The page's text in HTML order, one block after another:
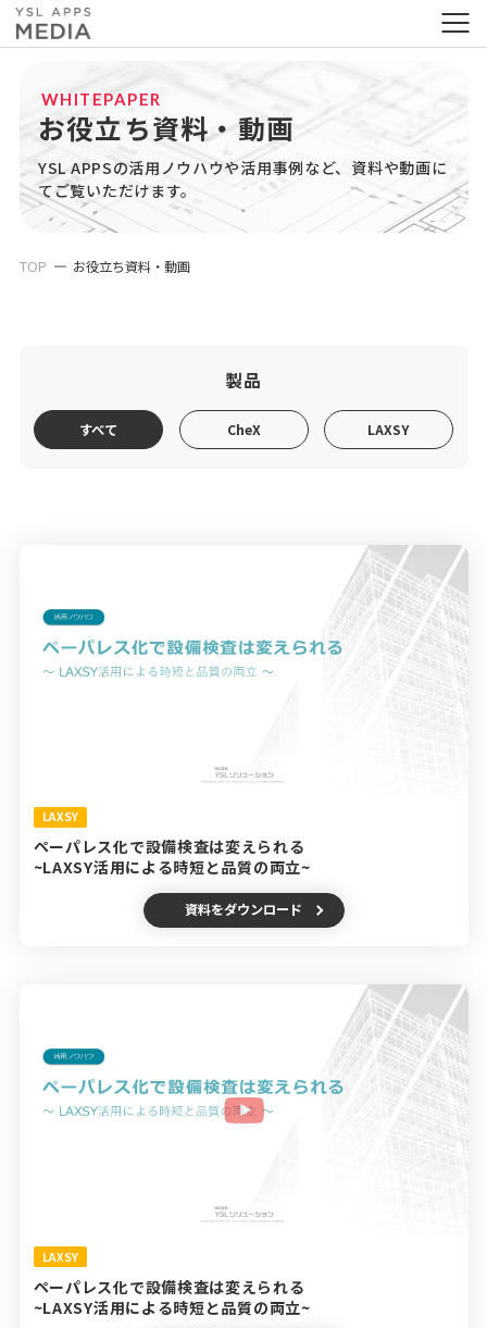
WHITEPAPER
お役立ち資料・動画
YSL APPSの活用ノウハウや活用事例など、資料や動画に
てご覧いただけます。
TOP お役立ち資料・動画
製品
すべて CheX LAXSY
LAXSY
ペーパレス化で設備検査は変えられる
~LAXSY活用による時短と品質の両立~
資料をダウンロード
LAXSY
ペーパレス化で設備検査は変えられる
~LAXSY活用による時短と品質の両立~